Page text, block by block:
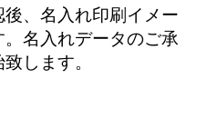
、名入れ印刷イメー
名入れデータのご承
します。